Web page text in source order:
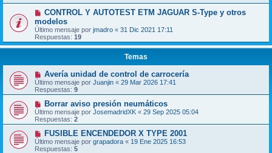
CONTROL Y AUTOTEST ETM JAGUAR S-Type y otros
modelos
Último mensaje por jmadro « 31 Dic 2021 17:11
Respuestas: 19
Temas
Avería unidad de control de carrocería
Último mensaje por Juanjin « 29 Mar 2026 17:41
Respuestas: 9
Borrar aviso presión neumáticos
Último mensaje por JosemadridXK « 29 Sep 2025 05:04
Respuestas: 2
FUSIBLE ENCENDEDOR X TYPE 2001
Último mensaje por grapadora « 19 Ene 2025 16:53
Respuestas: 5